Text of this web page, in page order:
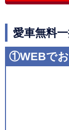
愛車無料
①WEBで